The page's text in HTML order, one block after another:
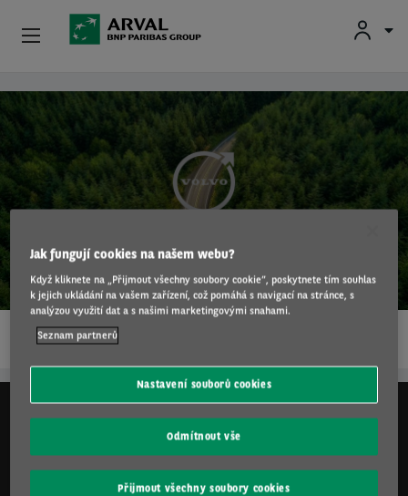
Přejít k hlavnímu obsahu
Volvo
1…
Nabídky
Ojetá Vozidla
Informace Pro Řidiče
Další Produkty
Kariéra
Jak fungují cookies na našem webu?
Když kliknete na „Přijmout všechny soubory cookie“, poskytnete tím souhlas
k jejich ukládání na vašem zařízení, což pomáhá s navigací na stránce, s
analýzou využití dat a s našimi marketingovými snahami.
Seznam partnerů
Nastavení souborů cookies
Odmítnout vše
Přijmout všechny soubory cookies